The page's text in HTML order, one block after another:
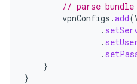
// parse
vpnConfigs .add(
.
.
.
}
}